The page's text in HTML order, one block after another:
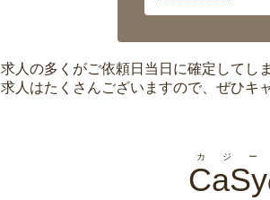
求人の多くがご依頼日当日に確定してし
求人はたくさんございますので、ぜひキ
CaSy
カジー